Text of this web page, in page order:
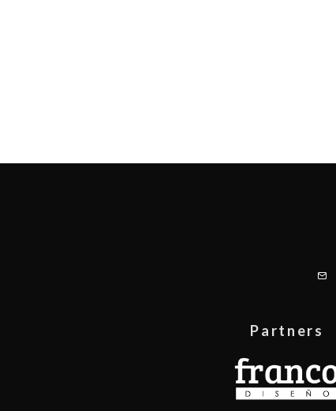
Partners